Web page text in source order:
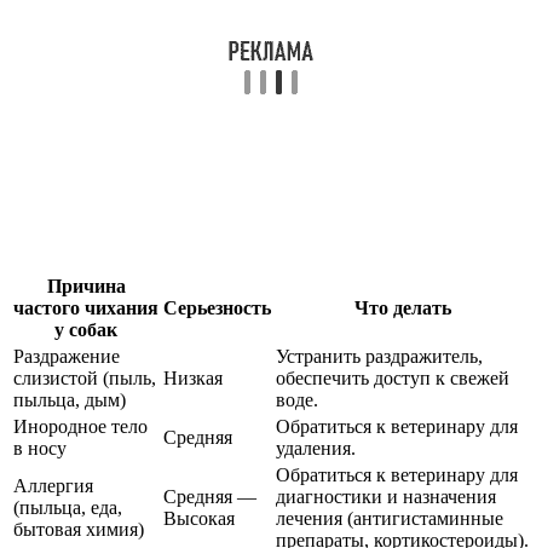
Причина
частого чихания
у собак
Серьезность Что делать
Раздражение
слизистой (пыль,
пыльца, дым)
Низкая
Устранить раздражитель,
обеспечить доступ к свежей
воде.
Инородное тело
в носу
Средняя
Обратиться к ветеринару для
удаления.
Аллергия
(пыльца, еда,
бытовая химия)
Средняя —
Высокая
Обратиться к ветеринару для
диагностики и назначения
лечения (антигистаминные
препараты, кортикостероиды).